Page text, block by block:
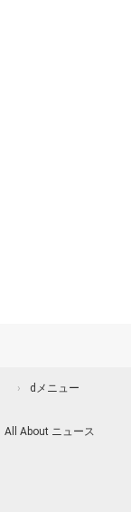
dメニュー
All About ニュース